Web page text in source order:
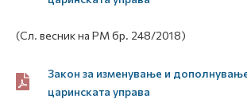
(Сл. весник на РМ бр. 248/2018)
Закон за изменување и
царинската управа